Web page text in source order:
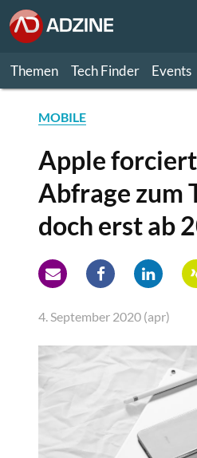
Themen Tech Finder Events
MOBILE
Apple
Abfrage zum
doch erst ab
4. September 2020 (apr)